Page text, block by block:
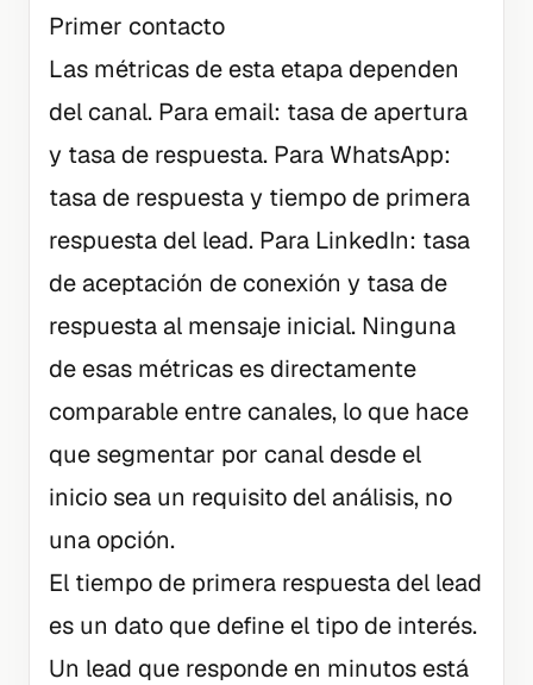
Primer contacto
Las métricas de esta etapa dependen
del canal. Para email: tasa de apertura
y tasa de respuesta. Para WhatsApp:
tasa de respuesta y tiempo de primera
respuesta del lead. Para LinkedIn: tasa
de aceptación de conexión y tasa de
respuesta al mensaje inicial. Ninguna
de esas métricas es directamente
comparable entre canales, lo que hace
que segmentar por canal desde el
inicio sea un requisito del análisis, no
una opción.
El tiempo de primera respuesta del lead
es un dato que define el tipo de interés.
Un lead que responde en minutos está